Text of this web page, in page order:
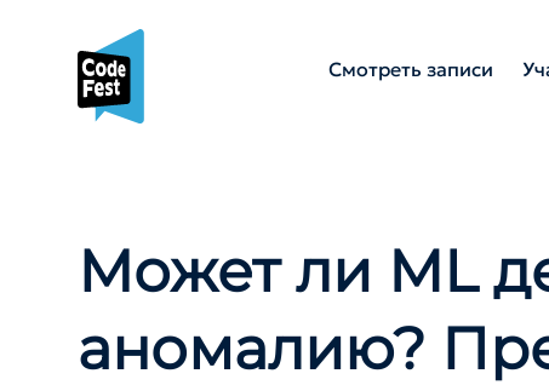
Смотреть записи
Может ли ML
аномалию?